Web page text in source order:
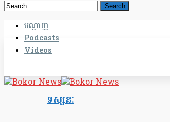
បណ្តាញ
Podcasts
Videos
ទស្សនៈ